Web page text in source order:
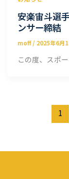
安楽宙斗選
ンサー締結
moff/ 2025年6月1
この度、スポ
1